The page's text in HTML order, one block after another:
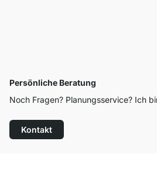
Persönliche Beratung
Noch Fragen? Planungsservice? Ich
Kontakt